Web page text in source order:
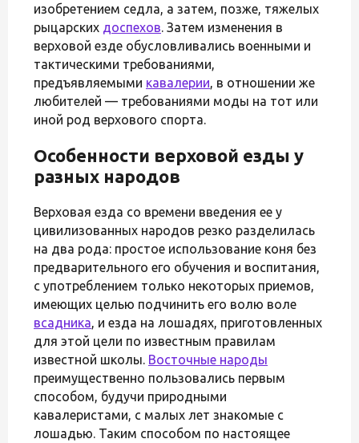
изобретением седла, а затем, позже, тяжелых
рыцарских доспехов. Затем изменения в
верховой езде обусловливались военными и
тактическими требованиями,
предъявляемыми кавалерии, в отношении же
любителей — требованиями моды на тот или
иной род верхового спорта.
Особенности верховой езды у
разных народов
Верховая езда со времени введения ее у
цивилизованных народов резко разделилась
на два рода: простое использование коня без
предварительного его обучения и воспитания,
с употреблением только некоторых приемов,
имеющих целью подчинить его волю воле
всадника, и езда на лошадях, приготовленных
для этой цели по известным правилам
известной школы. Восточные народы
преимущественно пользовались первым
способом, будучи природными
кавалеристами, с малых лет знакомые с
лошадью. Таким способом по настоящее